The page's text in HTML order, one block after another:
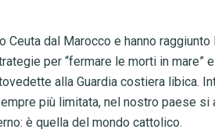
dal Marocco e hanno raggiunto
per “fermare le morti in mare”
alla Guardia costiera libica.
più limitata, nel nostro paese si
è quella del mondo cattolico.